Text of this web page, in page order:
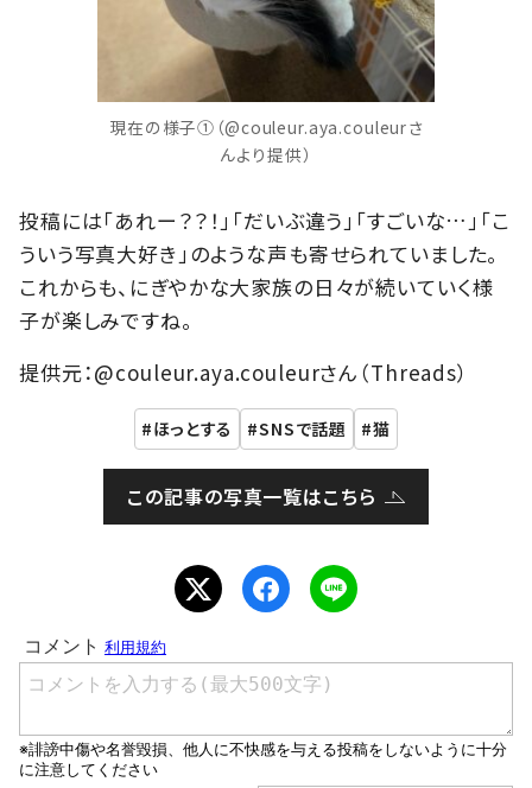
現在の様子①（@couleur.aya.couleurさ
んより提供）
投稿には「あれー？？！」「だいぶ違う」「すごいな…」「こ
ういう写真大好き」のような声も寄せられていました。
これからも、にぎやかな大家族の日々が続いていく様
子が楽しみですね。
提供元：@couleur.aya.couleurさん（Threads）
ほっとする SNSで話題 猫
この記事の写真一覧はこちら